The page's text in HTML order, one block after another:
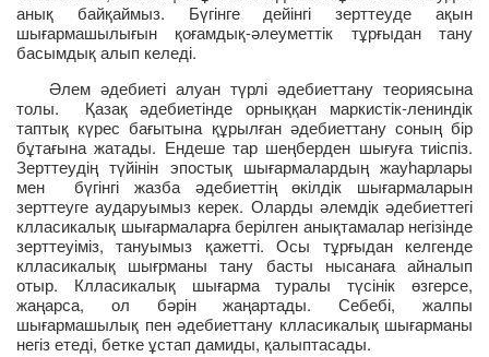
анық байқаймыз. Бүгінге дейінгі зерттеуде ақын
шығармашылығын қоғамдық-әлеуметтік тұрғыдан тану
басымдық алып келеді.
Әлем әдебиеті алуан түрлі әдебиеттану теориясына
толы. Қазақ әдебиетінде орныққан маркистік-лениндік
таптық күрес бағытына құрылған әдебиеттану соның бір
бұтағына жатады. Ендеше тар шеңберден шығуға тиіспіз.
Зерттеудің түйінін эпостық шығармалардың жауһарлары
мен бүгінгі жазба әдебиеттің өкілдік шығармаларын
зерттеуге аударуымыз керек. Оларды әлемдік әдебиеттегі
клласикалық шығармаларға берілген анықтамалар негізінде
зерттеуіміз, тануымыз қажетті. Осы тұрғыдан келгенде
клласикалық шығрманы тану басты нысанаға айналып
отыр. Клласикалық шығарма туралы түсінік өзгерсе,
жаңарса, ол бәрін жаңартады. Себебі, жалпы
шығармашылық пен әдебиеттану клласикалық шығарманы
негіз етеді, бетке ұстап дамиды, қалыптасады.